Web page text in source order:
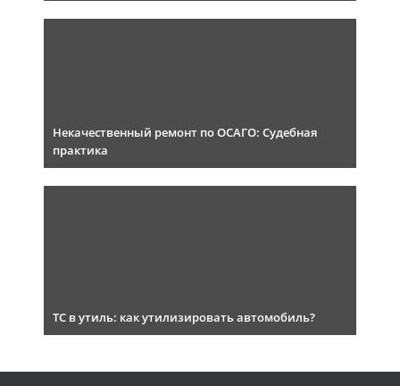
Некачественный ремонт по ОСАГО: Судебная
практика
ТС в утиль: как утилизировать автомобиль?